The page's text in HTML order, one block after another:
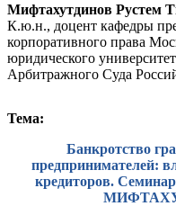
Мифтахутдинов Рустем
К.ю.н., доцент кафедры
корпоративного права
юридического
Арбитражного Суда
Тема:
Банкротство
предпринимателей:
кредиторов.